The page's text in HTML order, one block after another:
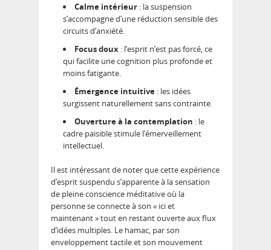
Calme intérieur : la suspension
s’accompagne d’une réduction sensible des
circuits d’anxiété.
Focus doux : l’esprit n’est pas forcé, ce
qui facilite une cognition plus profonde et
moins fatigante.
Émergence intuitive : les idées
surgissent naturellement sans contrainte.
Ouverture à la contemplation : le
cadre paisible stimule l’émerveillement
intellectuel.
Il est intéressant de noter que cette expérience
d’esprit suspendu s’apparente à la sensation
de pleine conscience méditative où la
personne se connecte à son « ici et
maintenant » tout en restant ouverte aux flux
d’idées multiples. Le hamac, par son
enveloppement tactile et son mouvement